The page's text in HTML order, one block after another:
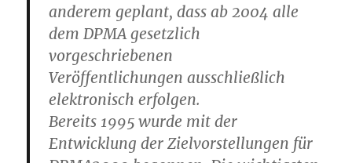
anderem geplant, dass ab 2004 alle
dem DPMA gesetzlich
vorgeschriebenen
Veröffentlichungen ausschließlich
elektronisch erfolgen.
Bereits 1995 wurde mit der
Entwicklung der Zielvorstellungen für